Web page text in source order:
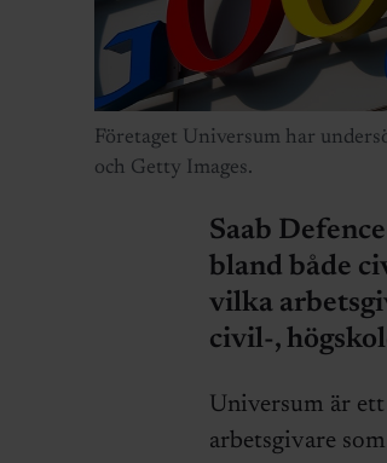
Företaget Universum har
och Getty Images.
Saab
bland både
vilka
civil-,
Universum är
arbetsgivare